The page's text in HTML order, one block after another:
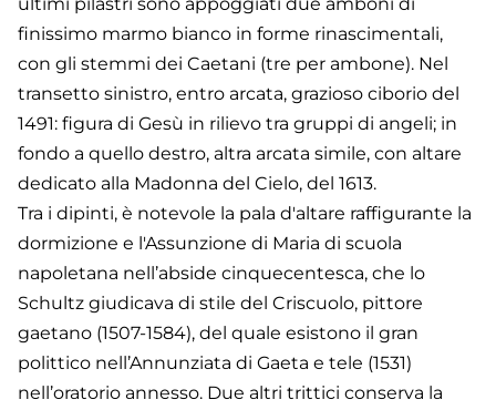
finissimo marmo bianco in forme rinascimentali,
con gli stemmi dei Caetani (tre per ambone). Nel
transetto sinistro, entro arcata, grazioso ciborio del
1491: figura di Gesù in rilievo tra gruppi di angeli; in
fondo a quello destro, altra arcata simile, con altare
dedicato alla Madonna del Cielo, del 1613.
Tra i dipinti, è notevole la pala d'altare raffigurante la
dormizione e l'Assunzione di Maria di scuola
napoletana nell’abside cinquecentesca, che lo
Schultz giudicava di stile del Criscuolo, pittore
gaetano (1507-1584), del quale esistono il gran
polittico nell’Annunziata di Gaeta e tele (1531)
nell’oratorio annesso. Due altri trittici conserva la